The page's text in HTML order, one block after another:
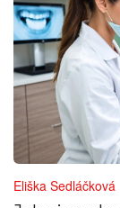
Eliška Sedláčková